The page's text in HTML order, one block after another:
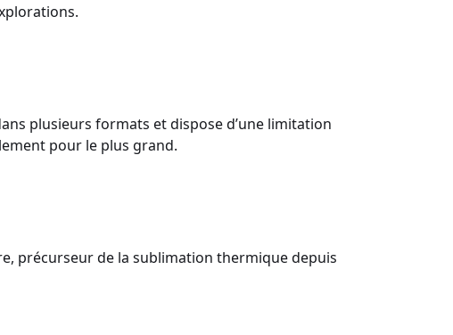
plusieurs formats et dispose d’une limitation
pour le plus grand.
précurseur de la sublimation thermique depuis